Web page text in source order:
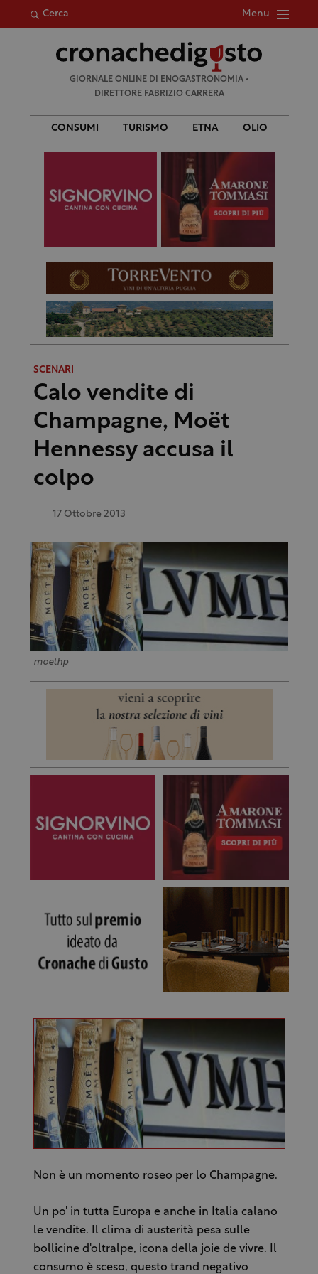
Cerca Menu
per:
GIORNALE ONLINE DI ENOGASTRONOMIA •
DIRETTORE FABRIZIO CARRERA
CONSUMI TURISMO ETNA OLIO
SCENARI
Calo vendite di
Champagne, Moët
Hennessy accusa il
colpo
17 Ottobre 2013
moethp
Non è un momento roseo per lo Champagne.
Un po' in tutta Europa e anche in Italia calano
le vendite. Il clima di austerità pesa sulle
bollicine d'oltralpe, icona della joie de vivre. Il
consumo è sceso, questo trand negativo